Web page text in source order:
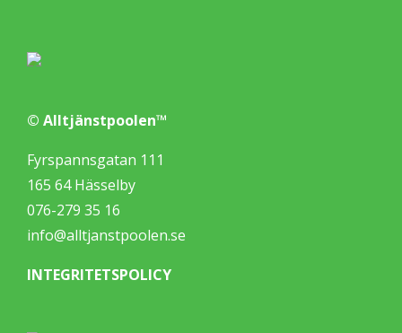
© Alltjänstpoolen™
Fyrspannsgatan 111
165 64 Hässelby
076-279 35 16
info@alltjanstpoolen.se
INTEGRITETSPOLICY